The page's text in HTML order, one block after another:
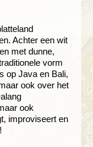
Achter een wit
met dunne,
vorm
op Java en Bali,
ook over het
ook
improviseert en